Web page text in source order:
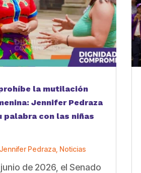
la mutilación
Jennifer Pedraza
palabra con las niñas
Jennifer Pedraza Noticias
de 2026, el Senado